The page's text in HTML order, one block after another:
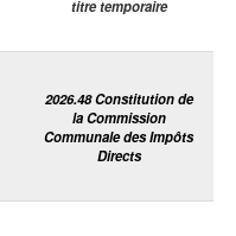
titre temporaire
2026.48 Constitution de
la Commission
Communale des Impôts
Directs